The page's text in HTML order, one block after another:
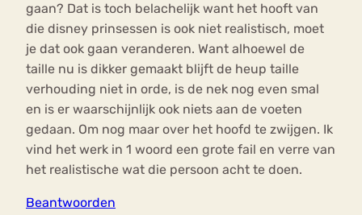
gaan? Dat is toch belachelijk want het hooft van
die disney prinsessen is ook niet realistisch, moet
je dat ook gaan veranderen. Want alhoewel de
taille nu is dikker gemaakt blijft de heup taille
verhouding niet in orde, is de nek nog even smal
en is er waarschijnlijk ook niets aan de voeten
gedaan. Om nog maar over het hoofd te zwijgen. Ik
vind het werk in 1 woord een grote fail en verre van
het realistische wat die persoon acht te doen.
Beantwoorden